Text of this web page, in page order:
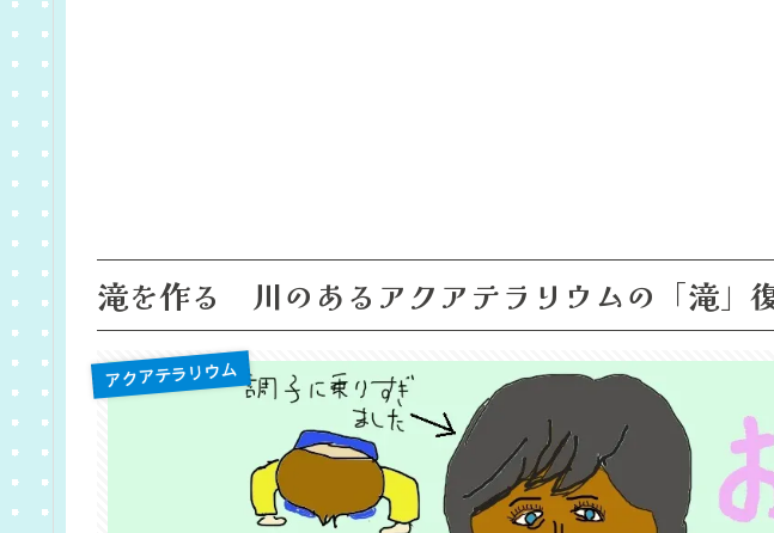
滝を作る 川のあるアクアテラリウムの「滝」
アクアテラリウム